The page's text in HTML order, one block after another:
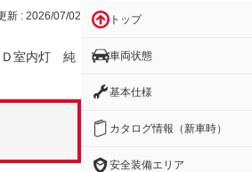
新 : 2026/07/02
Ｄ室内灯 純
トップ
車両状態
基本仕様
カタログ情報（新車時）
安全装備エリア